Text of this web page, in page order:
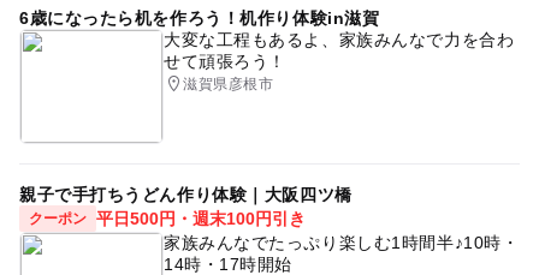
6歳になったら机を作ろう！机作り体験in滋賀
大変な工程もあるよ、家族みんなで力を合わ
せて頑張ろう！
滋賀県彦根市
親子で手打ちうどん作り体験｜大阪四ツ橋
クーポン 平日500円・週末100円引き
家族みんなでたっぷり楽しむ1時間半♪10時・
14時・17時開始